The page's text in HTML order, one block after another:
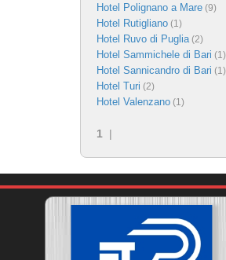
Hotel Polignano a Mare (9)
Hotel Rutigliano (1)
Hotel Ruvo di Puglia(2)
Hotel Sammichele di Bari (1)
Hotel Sannicandro di Bari (1)
Hotel Turi (2)
Hotel Valenzano (1)
1 |